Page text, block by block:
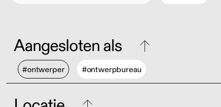
Aangesloten als
#ontwerper #ontwerpbureau